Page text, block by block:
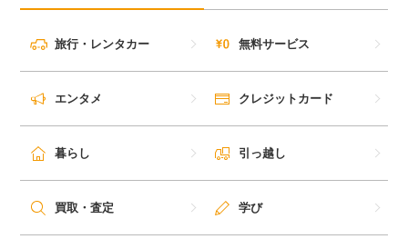
旅行・レンタカー 無料サービス
エンタメ クレジットカード
暮らし 引っ越し
買取・査定 学び